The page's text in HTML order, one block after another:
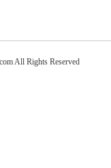
All Rights Reserved